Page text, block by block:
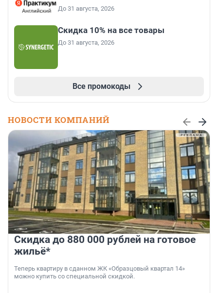
До 31 августа, 2026
Скидка 10% на все товары
До 31 августа, 2026
Все промокоды
НОВОСТИ КОМПАНИЙ
Скидка до 880 000 рублей на готовое
жильё*
Теперь квартиру в сданном ЖК «Образцовый квартал 14»
можно купить со специальной скидкой.